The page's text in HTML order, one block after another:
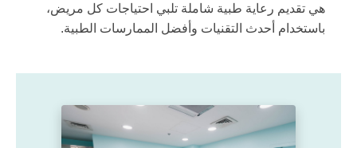
هي تقديم رعاية طبية شاملة تلبي احتياجات كل مريض،
باستخدام أحدث التقنيات وأفضل الممارسات الطبية.